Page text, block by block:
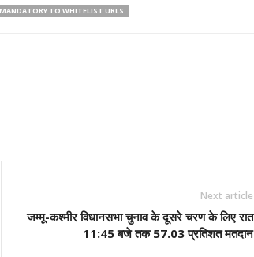
TO WHITELIST URLS
Next article
जम्मू-कश्मीर विधानसभा चुनाव के दूसरे चरण के लिए रात
11:45 बजे तक 57.03 प्रतिशत मतदान